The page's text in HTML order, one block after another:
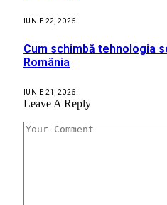
IUNIE 22, 2026
Cum schimbă tehnologia
România
IUNIE 21, 2026
Leave A Reply